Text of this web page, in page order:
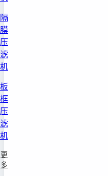
隔
膜
压
滤
机
板
框
压
滤
机
更
多